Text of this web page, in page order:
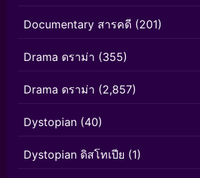
Documentary สารคดี (201)
Drama ดราม่า (355)
Drama ดราม่า (2,857)
Dystopian (40)
Dystopian ดิสโทเปีย (1)